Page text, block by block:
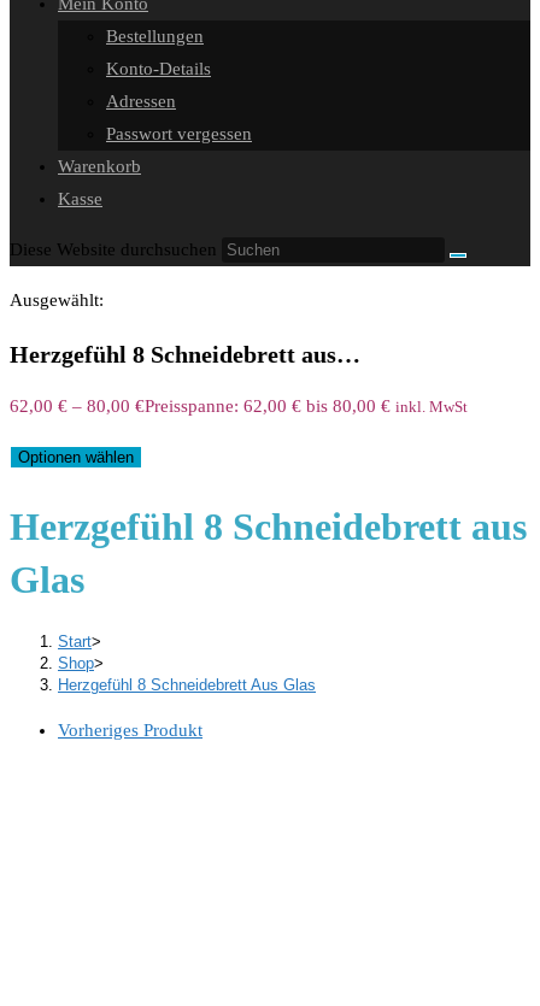
Bestellungen
Konto-Details
Adressen
Passwort vergessen
Warenkorb
Kasse
Diese Website durchsuchen
Ausgewählt:
Herzgefühl 8 Schneidebrett aus…
62,00 € – 80,00 €Preisspanne: 62,00 € bis 80,00 € inkl. MwSt
Optionen wählen
Herzgefühl 8 Schneidebrett aus
Glas
Start>
Shop>
Herzgefühl 8 Schneidebrett Aus Glas
Vorheriges Produkt